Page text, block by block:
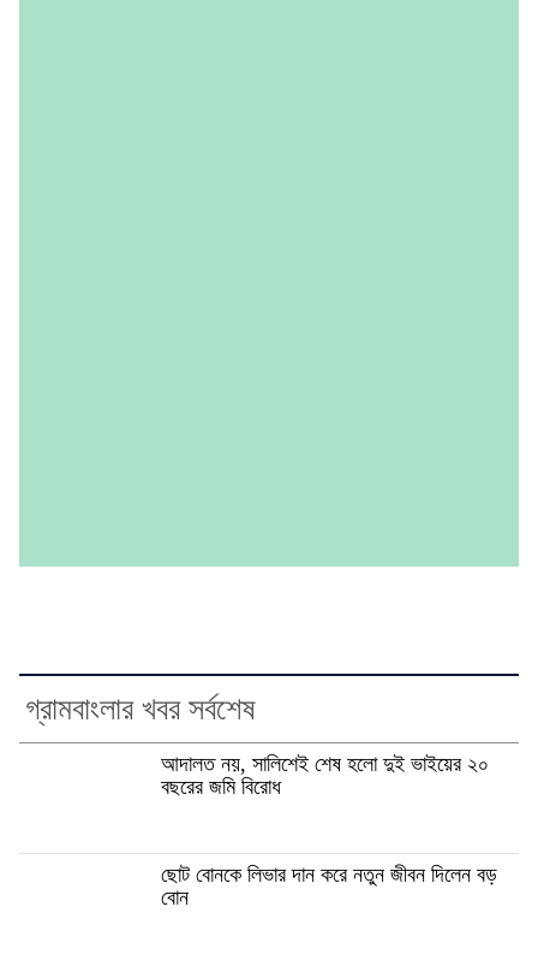
গ্রামবাংলার খবর সর্বশেষ
আদালত নয়, সালিশেই শেষ হলো দুই ভাইয়ের ২০
বছরের জমি বিরোধ
ছোট বোনকে লিভার দান করে নতুন জীবন দিলেন বড়
বোন